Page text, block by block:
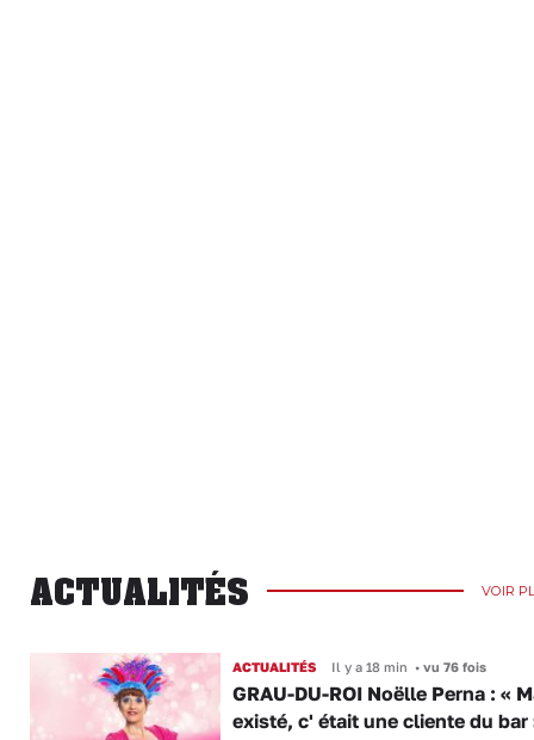
ACTUALITÉS VOIR
ACTUALITÉS Il y a 18 min •vu 76 fois
GRAU-DU-ROI Noëlle Perna : «
existé, c' était une cliente du bar